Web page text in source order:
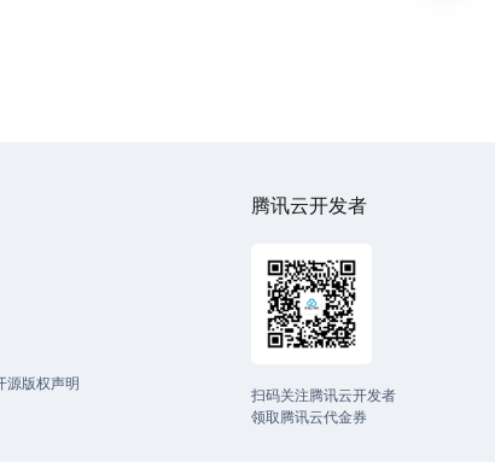
源版权声明
腾讯云开发者
扫码关注腾讯云开发者
领取腾讯云代金券